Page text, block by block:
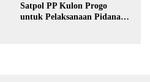
Satpol PP Kulon Progo
untuk Pelaksanaan Pidana